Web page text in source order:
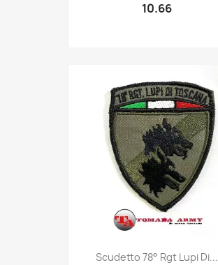
10.66
Quick view
Scudetto 78° Rgt Lupi Di...